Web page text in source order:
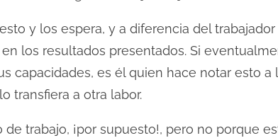
y los espera, y a diferencia del
los resultados presentados. Si
capacidades, es él quien hace notar esto
transfiera a otra labor.
trabajo, ¡por supuesto!, pero no porque